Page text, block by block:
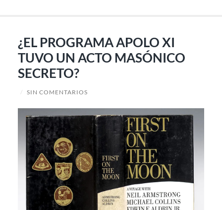
¿EL PROGRAMA APOLO XI
TUVO UN ACTO MASÓNICO
SECRETO?
/ SIN COMENTARIOS